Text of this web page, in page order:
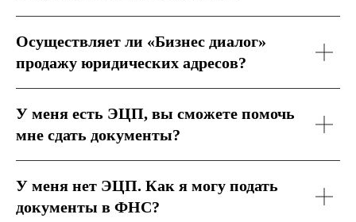
Осуществляет ли «Бизнес диалог»
продажу юридических адресов?
У меня есть ЭЦП, вы сможете помочь
мне сдать документы?
У меня нет ЭЦП. Как я могу подать
документы в ФНС?